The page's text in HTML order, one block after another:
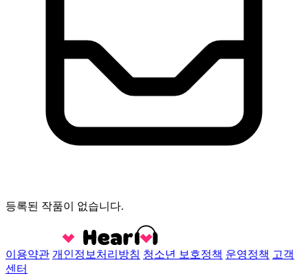
등록된 작품이 없습니다.
이용약관 개인정보처리방침 청소년 보호정책 운영정책 고객
센터